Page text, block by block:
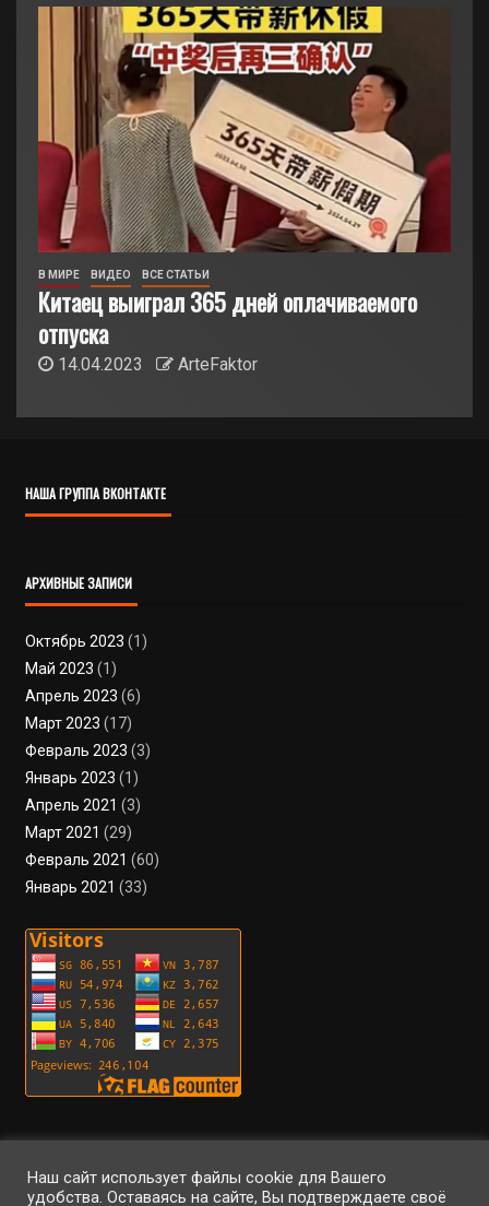
В МИРЕ ВИДЕО ВСЕ СТАТЬИ
Китаец выиграл 365 дней оплачиваемого
отпуска
14.04.2023 ArteFaktor
НАША ГРУППА ВКОНТАКТЕ
АРХИВНЫЕ ЗАПИСИ
Октябрь 2023 (1)
Май 2023 (1)
Апрель 2023 (6)
Март 2023 (17)
Февраль 2023 (3)
Январь 2023 (1)
Апрель 2021 (3)
Март 2021 (29)
Февраль 2021 (60)
Январь 2021 (33)
Условия использования файлов cookie
Вход Регистрация
Наш сайт использует файлы cookie для Вашего
удобства. Оставаясь на сайте, Вы подтверждаете своё